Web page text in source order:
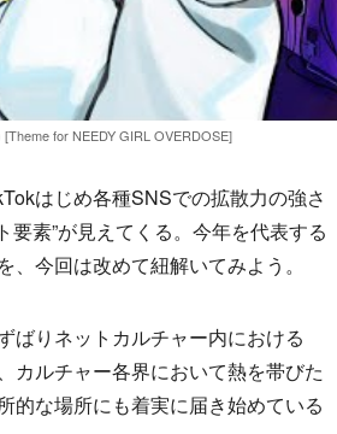
for NEEDY GIRL OVERDOSE]
はじめ各種SNSでの拡散力の強さ
素”が見えてくる。今年を代表する
今回は改めて紐解いてみよう。
ばりネットカルチャー内における
カルチャー各界において熱を帯びた
的な場所にも着実に届き始めている